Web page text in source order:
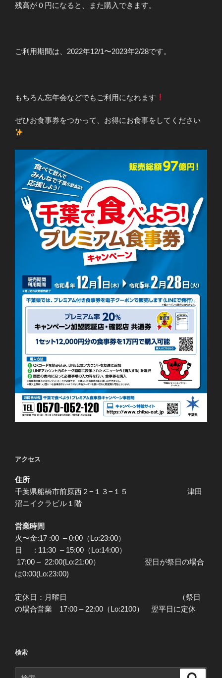
残高が０円になると、また購入できます。
ご利用期間は、2022年12/1〜2023年2/28です。
もちろん忘年会などでもご利用になれます
ぜひお食事券をつかって、お得にお食事をしてください
アクセス
住所
千葉県船橋市前原西２−１３−１５ 津田
沼ニイクラビル１階
営業時間
火〜金:17 :00 – 0:00（Lo:23:00）
日 : 11:30 – 15:00（Lo:14:00）
17:00 – 22:00(Lo:21:00） 翌日が祭日の場合
は0:00(Lo:23:00)
定休日：月曜日 （祭日
の場合営業 17:00 – 22:00（Lo:2100） 翌平日に定休
検索